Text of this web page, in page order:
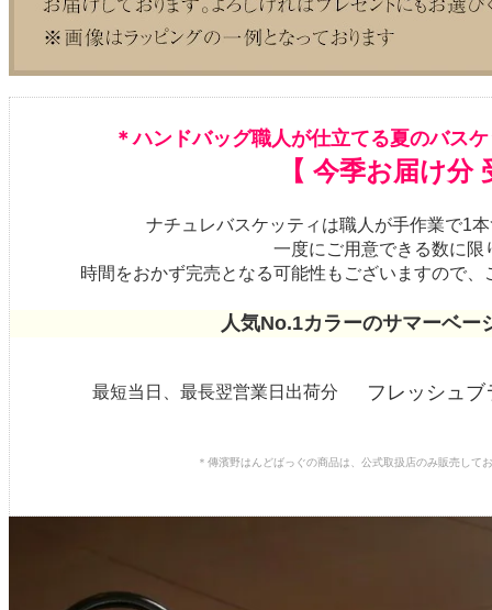
＊ハンドバッグ職人が仕立てる夏のバス
【 今季お届け
ナチュレバスケッティは職人が手作業で1
一度にご用意できる数に限
時間をおかず完売となる可能性もございますので
人気No.1カラーのサマーベー
最短当日、最長翌営業日出荷分 フレッシュブ
＊傳濱野はんどばっぐの商品は、公式取扱店のみ販売して